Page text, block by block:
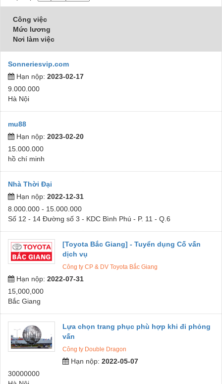
Công việc
Mức lương
Nơi làm việc
Sonneriesvip.com
Hạn nộp: 2023-02-17
9.000.000
Hà Nội
mu88
Hạn nộp: 2023-02-20
15.000.000
hồ chí minh
Nhà Thời Đại
Hạn nộp: 2022-12-31
8.000.000 - 15.000.000
Số 12 - 14 Đường số 3 - KDC Bình Phú - P. 11 - Q.6
[Toyota Bắc Giang] - Tuyển dụng Cố vấn
dịch vụ
Công ty CP & DV Toyota Bắc Giang
Hạn nộp: 2022-07-31
15,000,000
Bắc Giang
Lựa chọn trang phục phù hợp khi đi phỏng
vấn
Công ty Double Dragon
Hạn nộp: 2022-05-07
30000000